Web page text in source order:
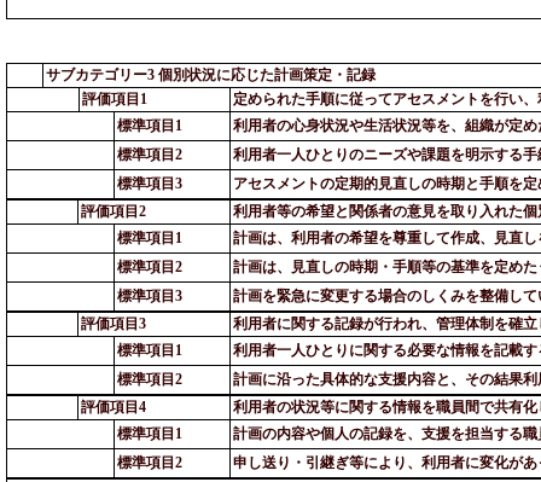
サブカテゴリー3 個別状況に応じた計画策定・記録
評価項目1
定められた手順に従ってアセスメントを行い
標準項目1
利用者の心身状況や生活状況等を、組織が定
標準項目2
利用者一人ひとりのニーズや課題を明示する
標準項目3
アセスメントの定期的見直しの時期と手順を
評価項目2
利用者等の希望と関係者の意見を取り入れた
標準項目1
計画は、利用者の希望を尊重して作成、見直
標準項目2
計画は、見直しの時期・手順等の基準を定め
標準項目3
計画を緊急に変更する場合のしくみを整備して
評価項目3
利用者に関する記録が行われ、管理体制を確立
標準項目1
利用者一人ひとりに関する必要な情報を記載
標準項目2
計画に沿った具体的な支援内容と、その結果
評価項目4
利用者の状況等に関する情報を職員間で共有化
標準項目1
計画の内容や個人の記録を、支援を担当する
標準項目2
申し送り・引継ぎ等により、利用者に変化が